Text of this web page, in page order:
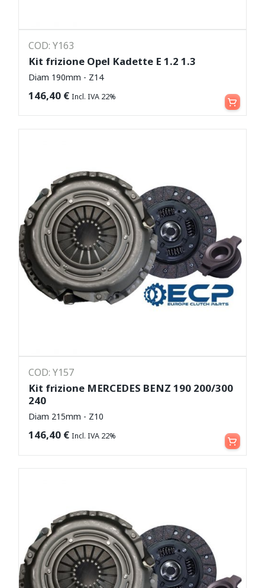
COD: Y163
Kit frizione Opel Kadette E 1.2 1.3
Diam 190mm - Z14
146,40 € Incl. IVA 22% Aggiungi al carrello
COD: Y157
Kit frizione MERCEDES BENZ 190 200/300
240
Diam 215mm - Z10
146,40 € Incl. IVA 22% Leggi tutto